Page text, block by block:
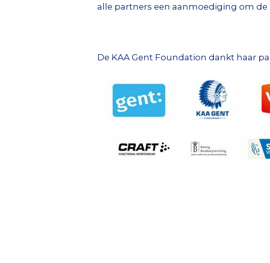
alle partners een aanmoediging om
De KAA Gent Foundation dankt haar